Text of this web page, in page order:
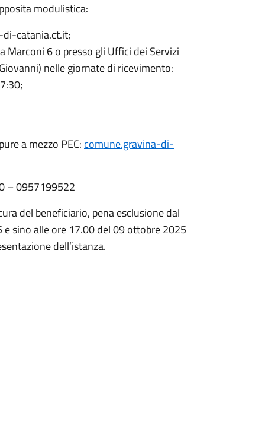
modulistica:
catania.ct.it;
Marconi 6 o presso gli Uffici dei Servizi
nelle giornate di ricevimento:
a mezzo PEC: comune.gravina-di-
– 0957199522
del beneficiario, pena esclusione dal
sino alle ore 17.00 del 09 ottobre 2025
dell’istanza.